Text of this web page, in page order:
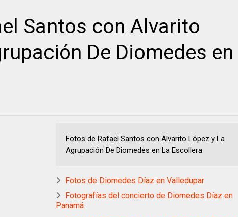
Santos con Alvarito
De Diomedes en
Fotos de Rafael Santos con Alvarito López y La
Agrupación De Diomedes en La Escollera
Fotos de Diomedes Díaz en Valledupar
Fotografías del concierto de Diomedes Díaz en
Panamá